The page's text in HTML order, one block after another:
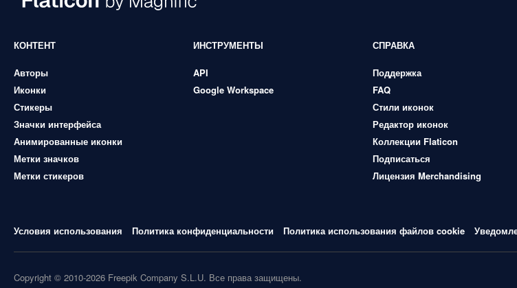
КОНТЕНТ
Авторы
Иконки
Стикеры
Значки интерфейса
Анимированные иконки
Метки значков
Метки стикеров
ИНСТРУМЕНТЫ
API
Google Workspace
СПРАВКА
Поддержка
FAQ
Стили иконок
Редактор иконок
Коллекции Flaticon
Подписаться
Лицензия Merchandising
Условия использования Политика конфиденциальности Политика использования файлов cookie
Copyright © 2010-2026 Freepik Company S.L.U. Все права защищены.